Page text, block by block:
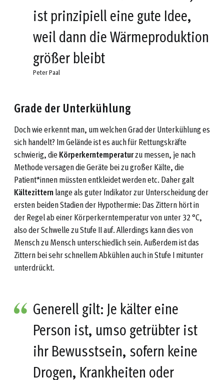
ist prinzipiell eine gute Idee,
weil dann die Wärmeproduktion
größer bleibt
Peter Paal
Grade der Unterkühlung
Doch wie erkennt man, um welchen Grad der Unterkühlung es
sich handelt? Im Gelände ist es auch für Rettungskräfte
schwierig, dieKörperkerntemperaturzu messen, je nach
Methode versagen die Geräte bei zu großer Kälte, die
Patient*innen müssten entkleidet werden etc. Daher galt
Kältezittern lange als guter Indikator zur Unterscheidung der
ersten beiden Stadien der Hypothermie: Das Zittern hört in
der Regel ab einer Körperkerntemperatur von unter 32 °C,
also der Schwelle zu Stufe II auf. Allerdings kann dies von
Mensch zu Mensch unterschiedlich sein. Außerdem ist das
Zittern bei sehr schnellem Abkühlen auch in Stufe I mitunter
unterdrückt.
Generell gilt: Je kälter eine
Person ist, umso getrübter ist
ihr Bewusstsein, sofern keine
Drogen, Krankheiten oder